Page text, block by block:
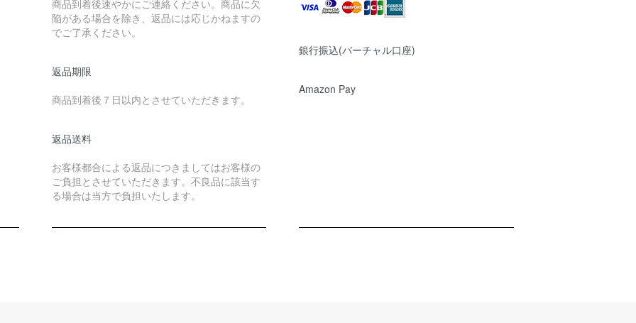
商品到着後速やかにご連絡ください。商品に欠
陥がある場合を除き、返品には応じかねますの
でご了承ください。
返品期限
商品到着後７日以内とさせていただきます。
返品送料
お客様都合による返品につきましてはお客様の
ご負担とさせていただきます。不良品に該当す
る場合は当方で負担いたします。
銀行振込(バーチャル口座)
Amazon Pay